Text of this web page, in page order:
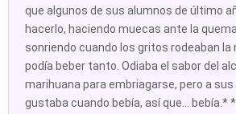
que algunos de sus alumnos de último
hacerlo, haciendo muecas ante la
sonriendo cuando los gritos rodeaban la
podía beber tanto. Odiaba el sabor del
marihuana para embriagarse, pero a
gustaba cuando bebía, así que... bebía.*